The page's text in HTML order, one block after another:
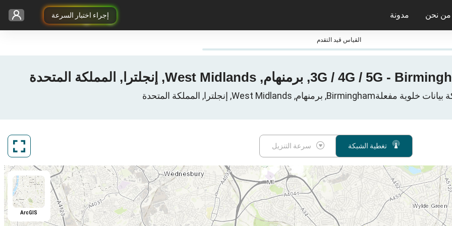
إجراء اختبار السرعة من نحن مدونة
القياس قيد التقدم
تغطية الشبكة سرعة التنزيل
ArcGIS